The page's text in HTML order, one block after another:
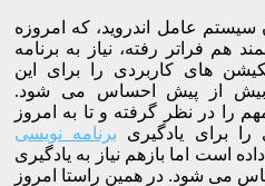
عامل اندروید، که امروزه
هم فراتر رفته، نیاز به برنامه
های کاربردی را برای این
بیش از پیش احساس می شود.
را در نظر گرفته و تا به امروز
برای یادگیری برنامه نویسی
است اما بازهم نیاز به یادگیری
می شود. در همین راستا امروز